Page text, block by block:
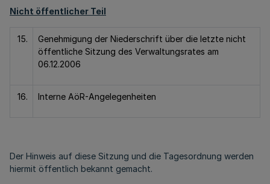
Nicht öffentlicher Teil
15.
Genehmigung der Niederschrift über die letzte nicht
öffentliche Sitzung des Verwaltungsrates am
06.12.2006
16. Interne AöR-Angelegenheiten
Der Hinweis auf diese Sitzung und die Tagesordnung werden
hiermit öffentlich bekannt gemacht.